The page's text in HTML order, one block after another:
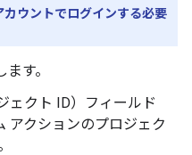
ウントでログインする必要
す。
ェクト ID）フィールド
アクションのプロジェク